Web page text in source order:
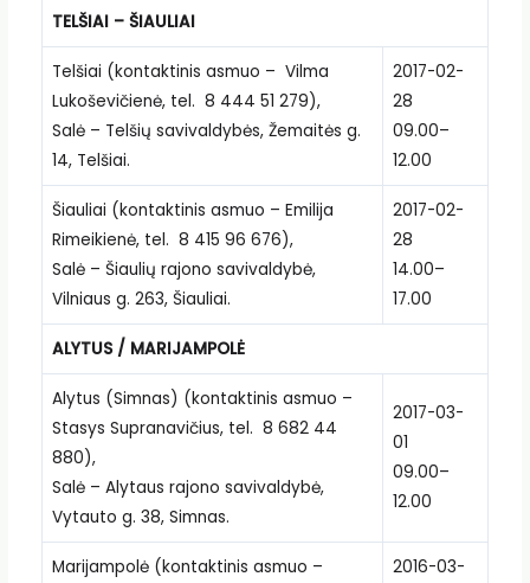
TELŠIAI – ŠIAULIAI
Telšiai (kontaktinis asmuo – Vilma
Lukoševičienė, tel. 8 444 51 279),
Salė – Telšių savivaldybės, Žemaitės g.
14, Telšiai.
2017-02-
28
09.00–
12.00
Šiauliai (kontaktinis asmuo – Emilija
Rimeikienė, tel. 8 415 96 676),
Salė – Šiaulių rajono savivaldybė,
Vilniaus g. 263, Šiauliai.
2017-02-
28
14.00–
17.00
ALYTUS / MARIJAMPOLĖ
Alytus (Simnas) (kontaktinis asmuo –
Stasys Supranavičius, tel. 8 682 44
880),
Salė – Alytaus rajono savivaldybė,
Vytauto g. 38, Simnas.
2017-03-
01
09.00–
12.00
Marijampolė (kontaktinis asmuo –
2016-03-